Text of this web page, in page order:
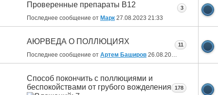
Проверенные препараты В12
Последнее сообщение от Марк 27.08.2023 21:33
3
АЮРВЕДА О ПОЛЛЮЦИЯХ
Последнее сообщение от Артем Баширов 26.08.2023
11
Способ покончить с поллюциями и
беспокойствами от грубого вожделения
178